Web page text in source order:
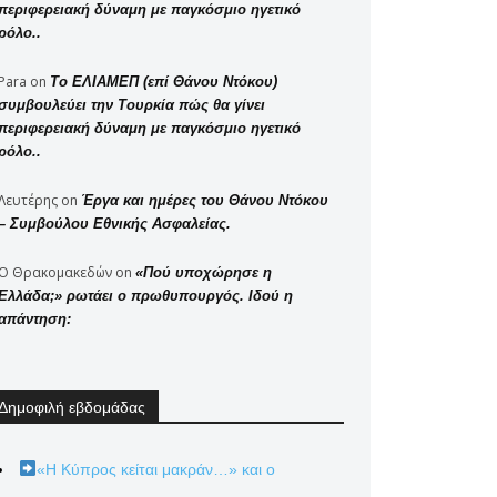
δύναμη με παγκόσμιο ηγετικό
Para on Το ΕΛΙΑΜΕΠ (επί Θάνου Ντόκου)
την Τουρκία πώς θα γίνει
δύναμη με παγκόσμιο ηγετικό
on Έργα και ημέρες του Θάνου Ντόκου
Συμβούλου Εθνικής Ασφαλείας.
Ο Θρακομακεδών on «Πού υποχώρησε η
ρωτάει ο πρωθυπουργός. Ιδού η
εβδομάδας
«Η Κύπρος κείται μακράν…» και ο